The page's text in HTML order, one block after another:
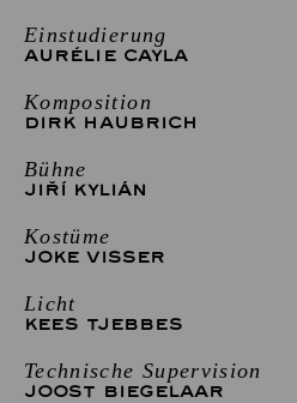
Einstudierung
AURÉLIE CAYLA
Komposition
DIRK HAUBRICH
Bühne
JIŘÍ KYLIÁN
Kostüme
JOKE VISSER
Licht
KEES TJEBBES
Technische Supervision
JOOST BIEGELAAR